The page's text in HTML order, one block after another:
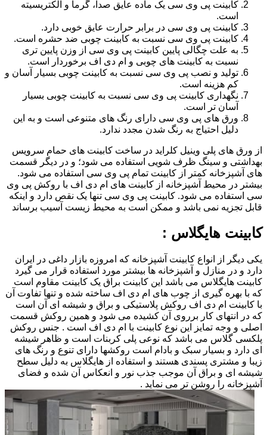
کابینت پی وی سی یک ماده عایق صدا، گرما و الکتریسیته
است.
کابینت پی وی سی در برابر حرارت عایق خوبی دارد.
کابینت پی وی سی نسبت به کابینت چوبی ضد حشره است.
به علت چگالی پایین کابینت پی وی سی از وزن پایین تری
نسبت به کابینت های چوبی و ام دی اف برخوردار است.
تولید و نصب پی وی سی نسبت به کابینت چوبی بسیار آسان و
کم هزینه است.
نگهداری کابینت پی وی سی نسبت به کابینت چوبی بسیار
آسان تر است.
ورق های پی وی سی دارای رنگ های متنوعی است و به این
دلیل احتیاج به رنگ شدن مجدد ندارد.
از ورق های پلی وینیل کلراید در ساخت کابینت های حمام سرویس
بهداشتی و سینگ ظرف شویی استفاده می شود؛ و در دیگر قسمت
های آشپزخانه کمتر از کابینت تمام پی وی سی استفاده می شود.
بیشتر در محیط آشپزخانه از کابینت های ام دی اف با روکش پی وی
سی استفاده می شود. کابینت پی وی سی تنها یک نقص دارد و اینکه
قابل تجزیه نمی باشد و ممکن است به محیط زیست آسیب برساند
کابینت هایگلاس :
یکی دیگر از انواع کابینت آشپزخانه که امروزه بازار داغی در ایران
دارد و در منازل و آشپزخانه ها بیشتر مورد استفاده قرار می گیرد
کابینت هایگلاس می باشد این کابینت براق یک کابینت مقاوم است
که با بهره گیری از چوب های ام دی اف ساخته شده و تنها تفاوت آن
با کابینت ام دی اف روکش پلاستیکی و براق و شیشه ای آن است
که در انتهای کار برروی آن کشیده می شود و همین روکش قسمت
اصلی و وجه تمایز این نوع کابینت با ام دی اف است . جنس روکش
پلکسی گلاس می باشد که نوعی پلی کربنات است و ظاهر شیشه
ای دارد و بسیار سبک و بادام است روکشها دارای تنوع و رنگ های
زیبا و مشتری پسندی هستند و استفاده از هایگلاس به دلیل سطح
شیشه ای و براق آن موجب جذب نور و انعکاس آن شده و فضای
آشپزخانه را روشن تر می نماید .